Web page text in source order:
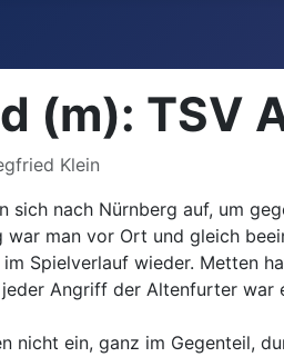
(m): TSV
Klein
sich nach Nürnberg auf, um
war man vor Ort und gleich
Spielverlauf wieder. Metten
Angriff der Altenfurter war
nicht ein, ganz im Gegenteil,